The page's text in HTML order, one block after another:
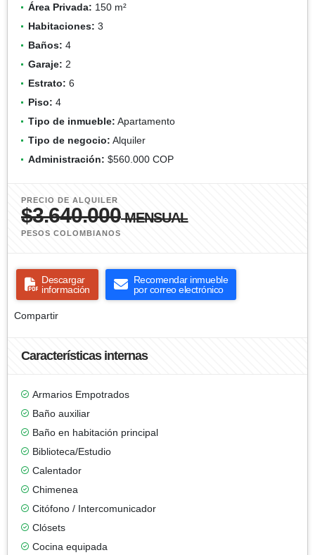
Área Privada: 150 m²
Habitaciones: 3
Baños: 4
Garaje: 2
Estrato: 6
Piso: 4
Tipo de inmueble: Apartamento
Tipo de negocio: Alquiler
Administración: $560.000 COP
PRECIO DE ALQUILER
$3.640.000MENSUAL
PESOS COLOMBIANOS
Descargar
información
Recomendar inmueble
por correo electrónico
Compartir
Características internas
Armarios Empotrados
Baño auxiliar
Baño en habitación principal
Biblioteca/Estudio
Calentador
Chimenea
Citófono / Intercomunicador
Clósets
Cocina equipada